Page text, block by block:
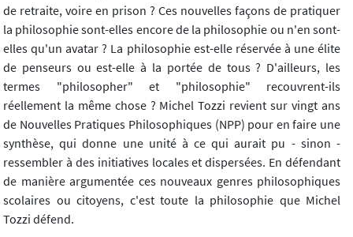
de retraite, voire en prison ? Ces nouvelles façons de pratiquer
la philosophie sont-elles encore de la philosophie ou n'en sont-
elles qu'un avatar ? La philosophie est-elle réservée à une élite
de penseurs ou est-elle à la portée de tous ? D'ailleurs, les
termes "philosopher" et "philosophie" recouvrent-ils
réellement la même chose ? Michel Tozzi revient sur vingt ans
de Nouvelles Pratiques Philosophiques (NPP) pour en faire une
synthèse, qui donne une unité à ce qui aurait pu - sinon -
ressembler à des initiatives locales et dispersées. En défendant
de manière argumentée ces nouveaux genres philosophiques
scolaires ou citoyens, c'est toute la philosophie que Michel
Tozzi défend.